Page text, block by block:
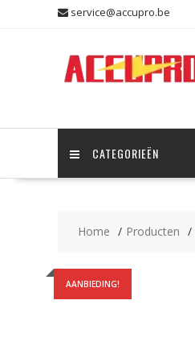
service@accupro.be
CATEGORIEËN
Home Producten
AANBIEDING!